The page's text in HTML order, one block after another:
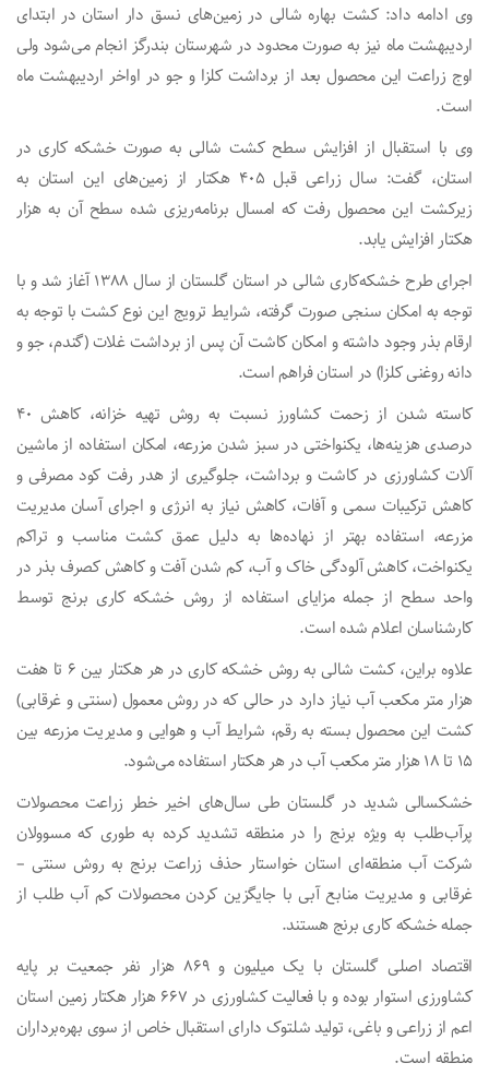
وی ادامه داد: کشت بهاره شالی در زمین‌های نسق دار استان در ابتدای
اردیبهشت ماه نیز به صورت محدود در شهرستان بندرگز انجام می‌شود ولی
اوج زراعت این محصول بعد از برداشت کلزا و جو در اواخر اردیبهشت ماه
است.
وی با استقبال از افزایش سطح کشت شالی به صورت خشکه کاری در
استان، گفت: سال زراعی قبل ۴۰۵ هکتار از زمین‌های این استان به
زیرکشت این محصول رفت که امسال برنامه‌ریزی شده سطح آن به هزار
هکتار افزایش یابد.
اجرای طرح خشکه‌کاری شالی در استان گلستان از سال ۱۳۸۸ آغاز شد و با
توجه به امکان سنجی صورت گرفته، شرایط ترویج این نوع کشت با توجه به
ارقام بذر وجود داشته و امکان کاشت آن پس از برداشت غلات (گندم، جو و
دانه روغنی کلزا) در استان فراهم است.
کاسته شدن از زحمت کشاورز نسبت به روش تهیه خزانه، کاهش ۴۰
درصدی هزینه‌ها، یکنواختی در سبز شدن مزرعه، امکان استفاده از ماشین
آلات کشاورزی در کاشت و برداشت، جلوگیری از هدر رفت کود مصرفی و
کاهش ترکیبات سمی و آفات، کاهش نیاز به انرژی و اجرای آسان مدیریت
مزرعه، استفاده بهتر از نهاده‌ها به دلیل عمق کشت مناسب و تراکم
یکنواخت، کاهش آلودگی خاک و آب، کم شدن آفت و کاهش کصرف بذر در
واحد سطح از جمله مزایای استفاده از روش خشکه کاری برنج توسط
کارشناسان اعلام شده است.
علاوه براین، کشت شالی به روش خشکه کاری در هر هکتار بین ۶ تا هفت
هزار متر مکعب آب نیاز دارد در حالی که در روش معمول (سنتی و غرقابی)
کشت این محصول بسته به رقم، شرایط آب و هوایی و مدیریت مزرعه بین
۱۵ تا ۱۸ هزار متر مکعب آب در هر هکتار استفاده می‌شود.
خشکسالی شدید در گلستان طی سال‌های اخیر خطر زراعت محصولات
پرآب‌طلب به ویژه برنج را در منطقه تشدید کرده به طوری که مسوولان
شرکت آب منطقه‌ای استان خواستار حذف زراعت برنج به روش سنتی –
غرقابی و مدیریت منابع آبی با جایگزین کردن محصولات کم آب طلب از
جمله خشکه کاری برنج هستند.
اقتصاد اصلی گلستان با یک میلیون و ۸۶۹ هزار نفر جمعیت بر پایه
کشاورزی استوار بوده و با فعالیت کشاورزی در ۶۶۷ هزار هکتار زمین استان
اعم از زراعی و باغی، تولید شلتوک دارای استقبال خاص از سوی بهره‌برداران
منطقه است.